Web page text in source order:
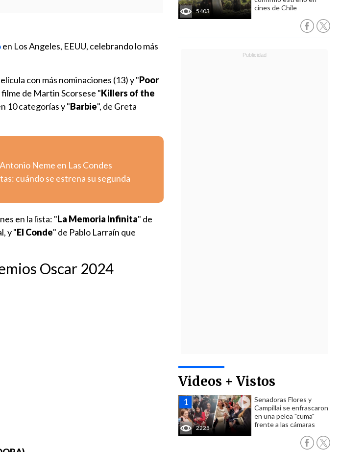
5403
cines de Chile
Videos + Vistos
2225
Senadoras Flores y
Campillai se enfrascaron
en una pelea "cuma"
frente a las cámaras
en Los Angeles, EEUU, celebrando lo más
con más nominaciones (13) y "Poor
de Martin Scorsese "Killers of the
10 categorías y "Barbie", de Greta
Neme en Las Condes
cuándo se estrena su segunda
en la lista: "La Memoria Infinita" de
y "El Conde" de Pablo Larraín que
Oscar 2024